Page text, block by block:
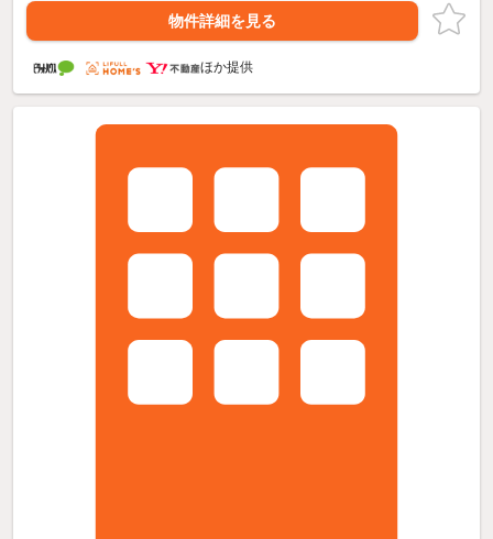
物件詳細を見る
ほか提供